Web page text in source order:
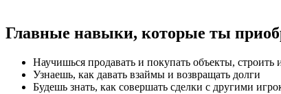
Главные навыки, которые ты
Научишься продавать и покупать объекты, строить
Узнаешь, как давать взаймы и возвращать долги
Будешь знать, как совершать сделки с другими